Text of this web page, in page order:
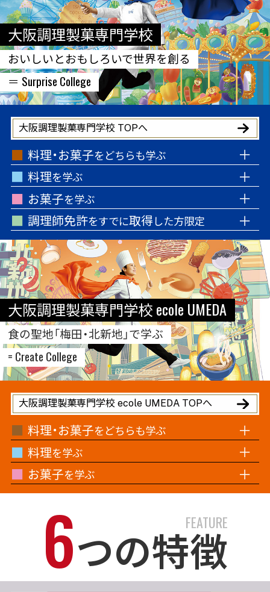
大阪調理製菓専門学校
おいしいとおもしろいで世界を創る
＝ Surprise College
大阪調理製菓専門学校 TOPへ
料理・お菓子をどちらも学ぶ
料理を学ぶ
お菓子を学ぶ
調理師免許をすでに取得 した方限定
大阪調理製菓専門学校 ecole UMEDA
食の聖地「梅田・北新地」で学ぶ
= Create College
大阪調理製菓専門学校 ecole UMEDA TOPへ
料理・お菓子をどちらも学ぶ
料理を学ぶ
お菓子を学ぶ
6つの特徴
FEATURE